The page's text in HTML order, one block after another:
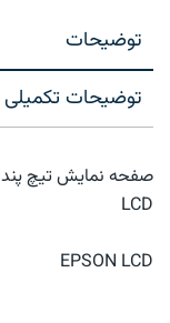
توضیحات
توضیحات تکمیلی
LCD
EPSON LCD